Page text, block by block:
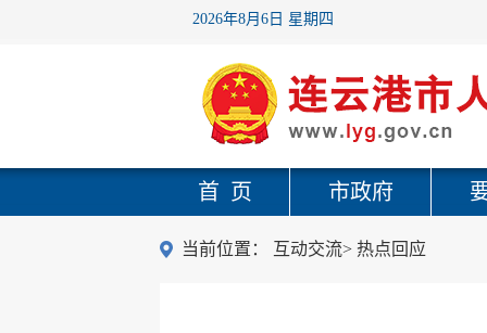
2026年8月6日 星期四
首 页 市政府
当前位置： 互动交流> 热点回应